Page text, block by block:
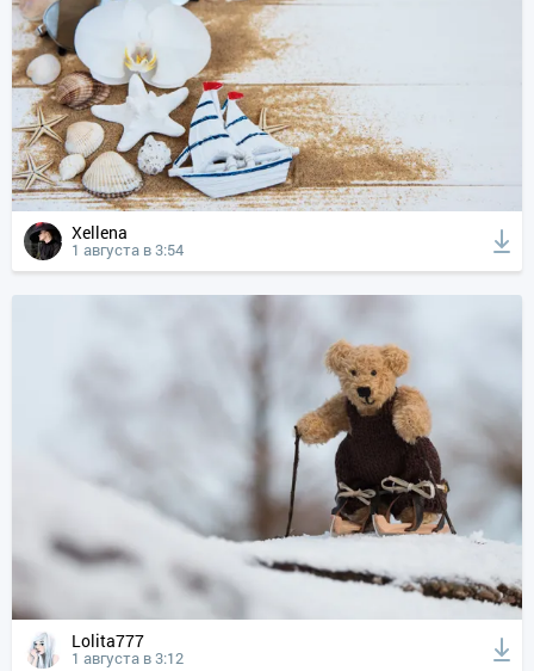
Xellena
1 августа в 3:54
Lolita777
1 августа в 3:12